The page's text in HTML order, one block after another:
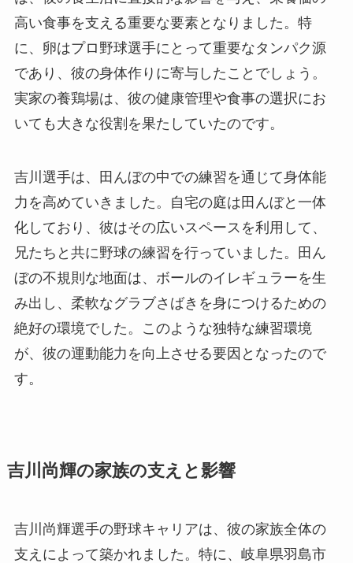
高い食事を支える重要な要素となりました。特
に、卵はプロ野球選手にとって重要なタンパク源
であり、彼の身体作りに寄与したことでしょう。
実家の養鶏場は、彼の健康管理や食事の選択にお
いても大きな役割を果たしていたのです。
吉川選手は、田んぼの中での練習を通じて身体能
力を高めていきました。自宅の庭は田んぼと一体
化しており、彼はその広いスペースを利用して、
兄たちと共に野球の練習を行っていました。田ん
ぼの不規則な地面は、ボールのイレギュラーを生
み出し、柔軟なグラブさばきを身につけるための
絶好の環境でした。このような独特な練習環境
が、彼の運動能力を向上させる要因となったので
す。
吉川尚輝の家族の支えと影響
吉川尚輝選手の野球キャリアは、彼の家族全体の
支えによって築かれました。特に、岐阜県羽島市